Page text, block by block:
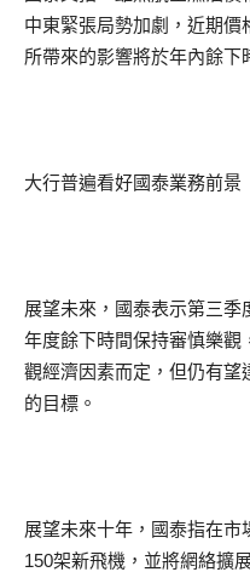
中東緊張局勢加劇，近期
所帶來的影響將於年內餘下
大行普遍看好國泰業務前景
展望未來，國泰表示第三
年度餘下時間保持審慎樂觀
觀經濟因素而定，但仍有望
的目標。
展望未來十年，國泰指在市
150架新飛機，並將網絡擴